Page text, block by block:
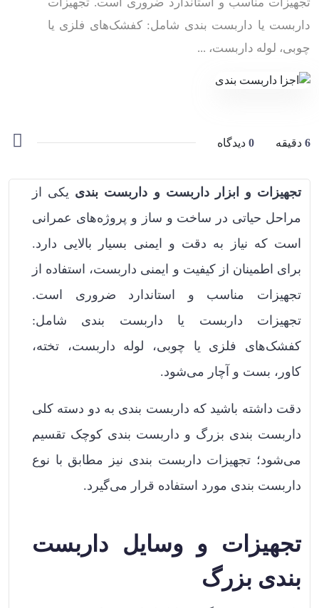
داربست یا داربست بندی شامل: کفشک‌های فلزی یا
چوبی، لوله داربست، ...
6 دقیقه 0 دیدگاه
تجهیزات و ابزار داربست و داربست بندی یکی از
مراحل حیاتی در ساخت و ساز و پروژه‌های عمرانی
است که نیاز به دقت و ایمنی بسیار بالایی دارد.
برای اطمینان از کیفیت و ایمنی داربست، استفاده از
تجهیزات مناسب و استاندارد ضروری است.
تجهیزات داربست یا داربست بندی شامل:
کفشک‌های فلزی یا چوبی، لوله داربست، تخته،
کاور، بست و آچار می‌شود.
دقت داشته باشید که داربست بندی به دو دسته کلی
داربست بندی بزرگ و داربست بندی کوچک تقسیم
می‌شود؛ تجهیزات داربست بندی نیز مطابق با نوع
داربست بندی مورد استفاده قرار می‌گیرد.
تجهیزات و وسایل داربست
بندی بزرگ